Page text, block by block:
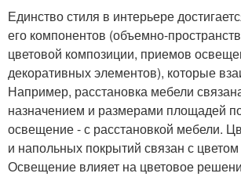
Единство стиля в интерьере
его компонентов (объемно-
цветовой композиции, приемов
декоративных элементов), которые
Например, расстановка мебели
назначением и размерами площадей
освещение - с расстановкой мебели.
и напольных покрытий связан с
Освещение влияет на цветовое